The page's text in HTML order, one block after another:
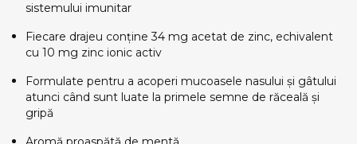
sistemului imunitar
Fiecare drajeu conține 34 mg acetat de zinc, echivalent
cu 10 mg zinc ionic activ
Formulate pentru a acoperi mucoasele nasului și gâtului
atunci când sunt luate la primele semne de răceală și
gripă